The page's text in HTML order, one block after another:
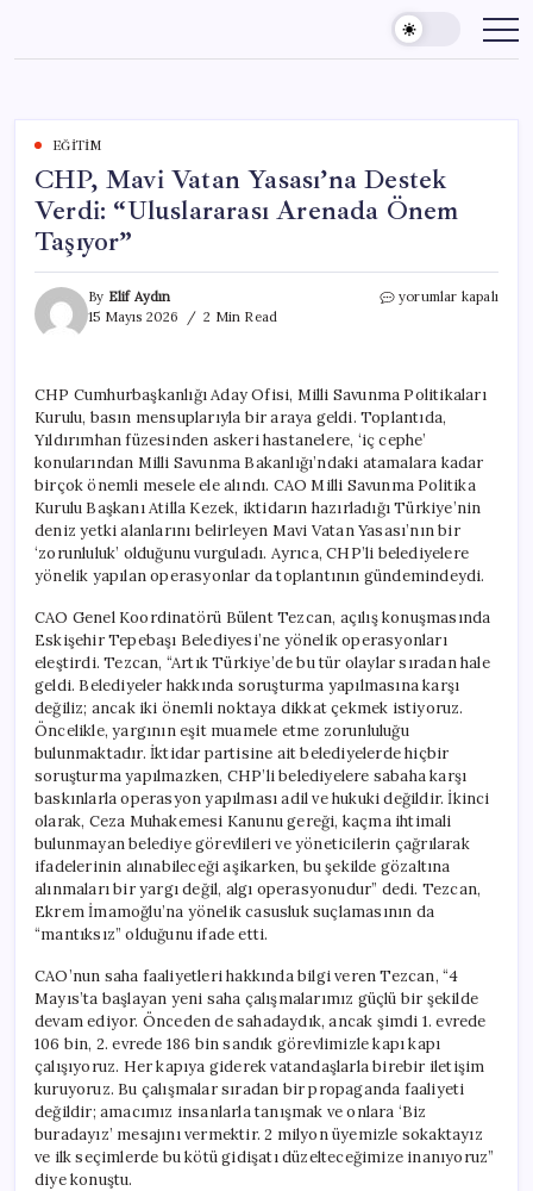
content
EĞITIM
CHP, Mavi Vatan Yasası’na Destek
Verdi: “Uluslararası Arenada Önem
Taşıyor”
By Elif Aydın
15 Mayıs 2026
2 Min Read
CHP,
Verdi:
“Uluslararası
Arenada
Önem
Taşıyor”
için
yorumlar kapalı
CHP Cumhurbaşkanlığı Aday Ofisi, Milli Savunma Politikaları
Kurulu, basın mensuplarıyla bir araya geldi. Toplantıda,
Yıldırımhan füzesinden askeri hastanelere, ‘iç cephe’
konularından Milli Savunma Bakanlığı’ndaki atamalara kadar
birçok önemli mesele ele alındı. CAO Milli Savunma Politika
Kurulu Başkanı Atilla Kezek, iktidarın hazırladığı Türkiye’nin
deniz yetki alanlarını belirleyen Mavi Vatan Yasası’nın bir
‘zorunluluk’ olduğunu vurguladı. Ayrıca, CHP’li belediyelere
yönelik yapılan operasyonlar da toplantının gündemindeydi.
CAO Genel Koordinatörü Bülent Tezcan, açılış konuşmasında
Eskişehir Tepebaşı Belediyesi’ne yönelik operasyonları
eleştirdi. Tezcan, “Artık Türkiye’de bu tür olaylar sıradan hale
geldi. Belediyeler hakkında soruşturma yapılmasına karşı
değiliz; ancak iki önemli noktaya dikkat çekmek istiyoruz.
Öncelikle, yargının eşit muamele etme zorunluluğu
bulunmaktadır. İktidar partisine ait belediyelerde hiçbir
soruşturma yapılmazken, CHP’li belediyelere sabaha karşı
baskınlarla operasyon yapılması adil ve hukuki değildir. İkinci
olarak, Ceza Muhakemesi Kanunu gereği, kaçma ihtimali
bulunmayan belediye görevlileri ve yöneticilerin çağrılarak
ifadelerinin alınabileceği aşikarken, bu şekilde gözaltına
alınmaları bir yargı değil, algı operasyonudur” dedi. Tezcan,
Ekrem İmamoğlu’na yönelik casusluk suçlamasının da
“mantıksız” olduğunu ifade etti.
CAO’nun saha faaliyetleri hakkında bilgi veren Tezcan, “4
Mayıs’ta başlayan yeni saha çalışmalarımız güçlü bir şekilde
devam ediyor. Önceden de sahadaydık, ancak şimdi 1. evrede
106 bin, 2. evrede 186 bin sandık görevlimizle kapı kapı
çalışıyoruz. Her kapıya giderek vatandaşlarla birebir iletişim
kuruyoruz. Bu çalışmalar sıradan bir propaganda faaliyeti
değildir; amacımız insanlarla tanışmak ve onlara ‘Biz
buradayız’ mesajını vermektir. 2 milyon üyemizle sokaktayız
ve ilk seçimlerde bu kötü gidişatı düzelteceğimize inanıyoruz”
diye konuştu.